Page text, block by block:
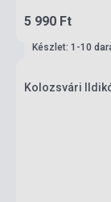
5 990 Ft
Készlet: 1-10
Kolozsvári